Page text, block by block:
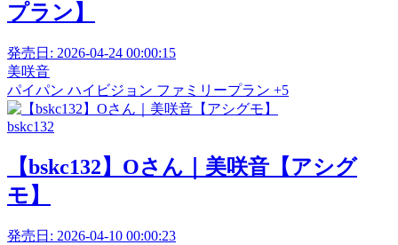
プラン】
発売日: 2026-04-24 00:00:15
美咲音
パイパン ハイビジョン ファミリープラン +5
bskc132
【bskc132】Oさん｜美咲音【アシグ
モ】
発売日: 2026-04-10 00:00:23